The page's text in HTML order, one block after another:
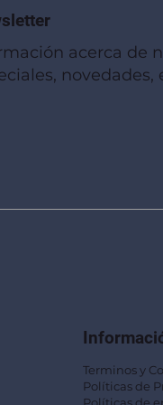
acerca de
novedades,
Terminos y
Políticas de